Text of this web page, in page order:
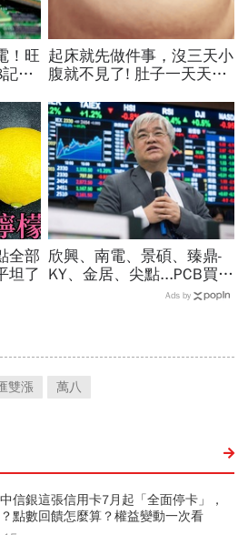
！旺
憶
大塊
起床就先做件事，沒三天小
腹就不見了! 肚子一天天變
全部
坦了
欣興、南電、景碩、臻鼎-
KY、金居、尖點...PCB買誰
最賺？杜金龍點名「這檔」
Ads by
雙漲 萬八
信銀這張信用卡7月起「全面停卡」，
點數回饋怎麼算？權益變動一次看